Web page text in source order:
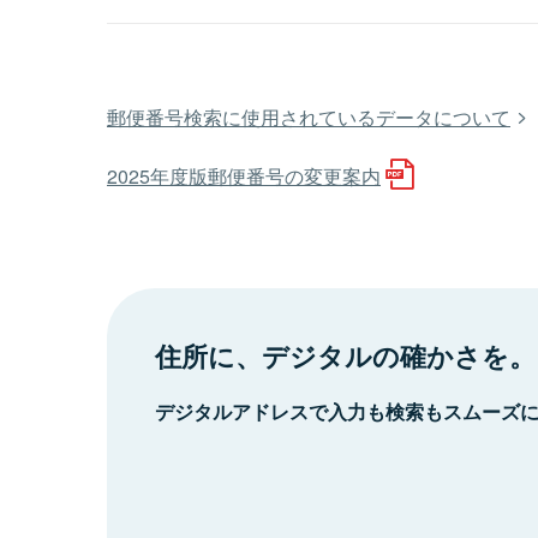
郵便番号検索に使用されているデータについて
2025年度版郵便番号の変更案内
住所に、デジタルの確かさを。
デジタルアドレスで入力も検索もスムーズ